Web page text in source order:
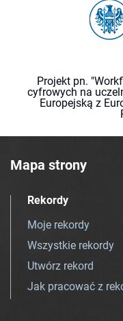
Projekt pn.
cyfrowych na
Europejską z
Mapa strony
Rekordy
Moje rekordy
Wszystkie rekordy
Utwórz rekord
Jak pracować z